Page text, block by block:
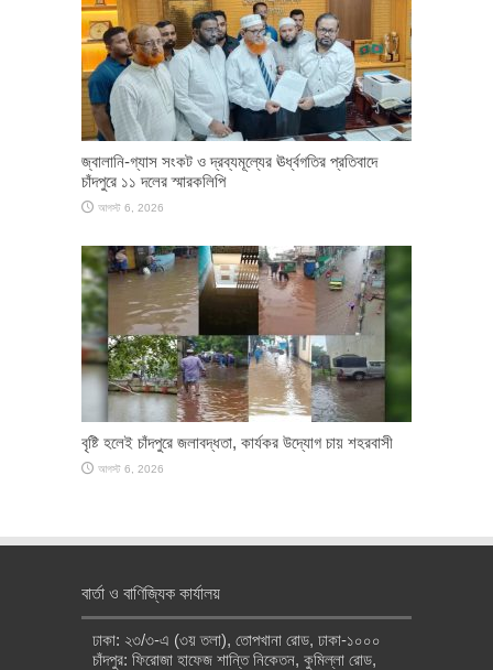
জ্বালানি-গ্যাস সংকট ও দ্রব্যমূল্যের ঊর্ধ্বগতির প্রতিবাদে
চাঁদপুরে ১১ দলের স্মারকলিপি
আগস্ট 6, 2026
বৃষ্টি হলেই চাঁদপুরে জলাবদ্ধতা, কার্যকর উদ্যোগ চায় শহরবাসী
আগস্ট 6, 2026
বার্তা ও বাণিজ্যিক কার্যালয়
ঢাকা: ২৩/৩-এ (৩য় তলা), তোপখানা রোড, ঢাকা-১০০০
চাঁদপুর: ফিরোজা হাফেজ শান্তি নিকেতন, কুমিল্লা রোড,